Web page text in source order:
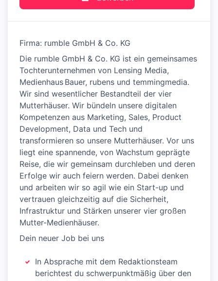
Firma: rumble GmbH & Co. KG
Die rumble GmbH & Co. KG ist ein gemeinsames
Tochterunternehmen von Lensing Media,
Medienhaus Bauer, rubens und temmingmedia.
Wir sind wesentlicher Bestandteil der vier
Mutterhäuser. Wir bündeln unsere digitalen
Kompetenzen aus Marketing, Sales, Product
Development, Data und Tech und
transformieren so unsere Mutterhäuser. Vor uns
liegt eine spannende, von Wachstum geprägte
Reise, die wir gemeinsam durchleben und deren
Erfolge wir auch feiern werden. Dabei denken
und arbeiten wir so agil wie ein Start-up und
vertrauen gleichzeitig auf die Sicherheit,
Infrastruktur und Stärken unserer vier großen
Mutter-Medienhäuser.
Dein neuer Job bei uns
In Absprache mit dem Redaktionsteam
berichtest du schwerpunktmäßig über den